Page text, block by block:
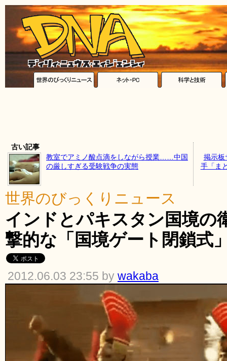
古い記事
教室でアミノ酸点滴をしながら授業……中国
の厳しすぎる受験戦争の実態
掲示板
手「ま
世界のびっくりニュース
インドとパキスタン国境の
撃的な「国境ゲート閉鎖式
2012.06.03 23:55 by wakaba